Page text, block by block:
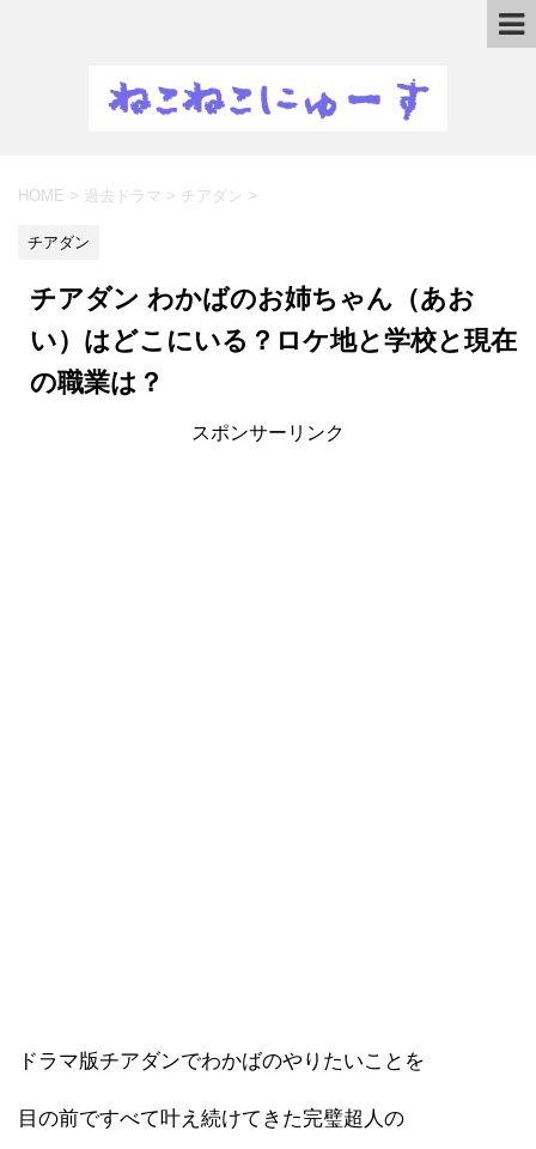
HOME > 過去ドラマ > チアダン >
チアダン
チアダン わかばのお姉ちゃん（あお
い）はどこにいる？ロケ地と学校と現在
の職業は？
スポンサーリンク
ドラマ版チアダンでわかばのやりたいことを
目の前ですべて叶え続けてきた完璧超人の